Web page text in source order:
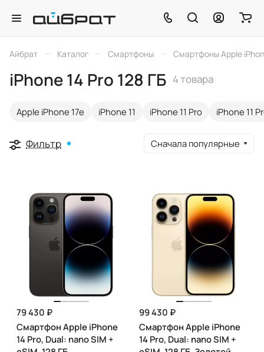
Айбрат – Каталог – Смартфоны – Смартфоны Apple
iPhone 14 Pro 128 ГБ 4 товара
Apple iPhone 17e iPhone 11 iPhone 11 Pro iPhone 11
Фильтр Сначала популярные
79 430 ₽
Смартфон Apple iPhone
14 Pro, Dual: nano SIM +
99 430 ₽
Смартфон Apple iPhone
14 Pro, Dual: nano SIM +